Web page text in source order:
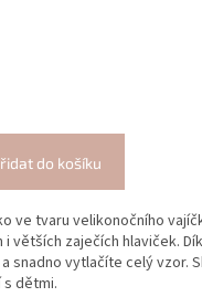
do košíku
ve tvaru velikonočního
větších zaječích hlaviček.
snadno vytlačíte celý vzor.
dětmi.